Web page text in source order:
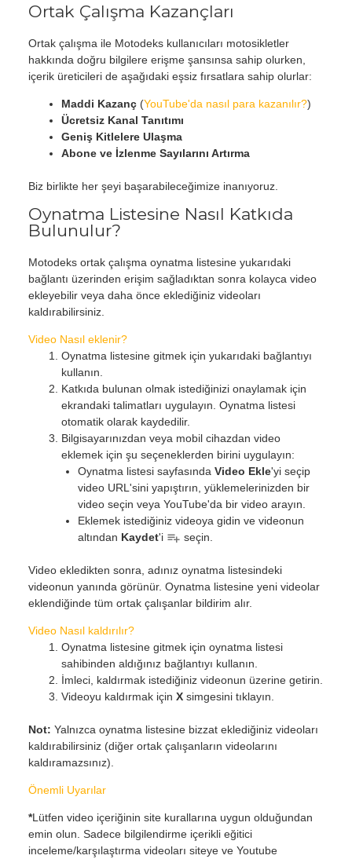
Ortak Çalışma Kazançları
Ortak çalışma ile Motodeks kullanıcıları motosikletler
hakkında doğru bilgilere erişme şansınsa sahip olurken,
içerik üreticileri de aşağıdaki eşsiz fırsatlara sahip olurlar:
Maddi Kazanç(YouTube'da nasıl para kazanılır?)
Ücretsiz Kanal Tanıtımı
Geniş Kitlelere Ulaşma
Abone ve İzlenme Sayılarını Artırma
Biz birlikte her şeyi başarabileceğimize inanıyoruz.
Oynatma Listesine Nasıl Katkıda
Bulunulur?
Motodeks ortak çalışma oynatma listesine yukarıdaki
bağlantı üzerinden erişim sağladıktan sonra kolayca video
ekleyebilir veya daha önce eklediğiniz videoları
kaldırabilirsiniz.
Video Nasıl eklenir?
Oynatma listesine gitmek için yukarıdaki bağlantıyı
kullanın.
Katkıda bulunan olmak istediğinizi onaylamak için
ekrandaki talimatları uygulayın. Oynatma listesi
otomatik olarak kaydedilir.
Bilgisayarınızdan veya mobil cihazdan video
eklemek için şu seçeneklerden birini uygulayın:
Oynatma listesi sayfasında Video Ekle'yi seçip
video URL'sini yapıştırın, yüklemelerinizden bir
video seçin veya YouTube'da bir video arayın.
Eklemek istediğiniz videoya gidin ve videonun
altından Kaydet'i seçin.
Video ekledikten sonra, adınız oynatma listesindeki
videonun yanında görünür. Oynatma listesine yeni videolar
eklendiğinde tüm ortak çalışanlar bildirim alır.
Video Nasıl kaldırılır?
Oynatma listesine gitmek için oynatma listesi
sahibinden aldığınız bağlantıyı kullanın.
İmleci, kaldırmak istediğiniz videonun üzerine getirin.
Videoyu kaldırmak için Xsimgesini tıklayın.
Not: Yalnızca oynatma listesine bizzat eklediğiniz videoları
kaldırabilirsiniz (diğer ortak çalışanların videolarını
kaldıramazsınız).
Önemli Uyarılar
*Lütfen video içeriğinin site kurallarına uygun olduğundan
emin olun. Sadece bilgilendirme içerikli eğitici
inceleme/karşılaştırma videoları siteye ve Youtube